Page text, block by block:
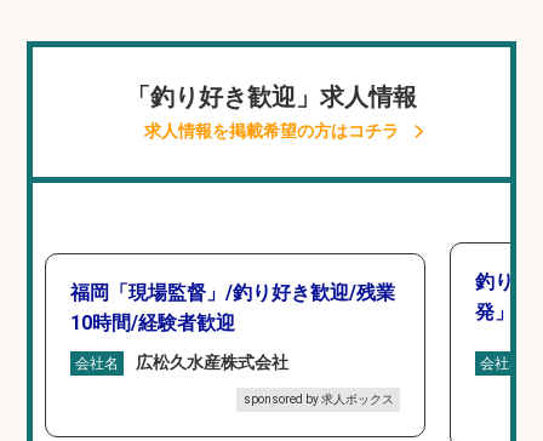
「釣り好き歓迎」求人情報
求人情報を掲載希望の方はコチラ
福岡「現場監督」/釣り好き歓迎/残業
10時間/経験者歓迎
会社名 広松久水産株式会社
sponsored by 求人ボックス
釣り好
発」/
会社名